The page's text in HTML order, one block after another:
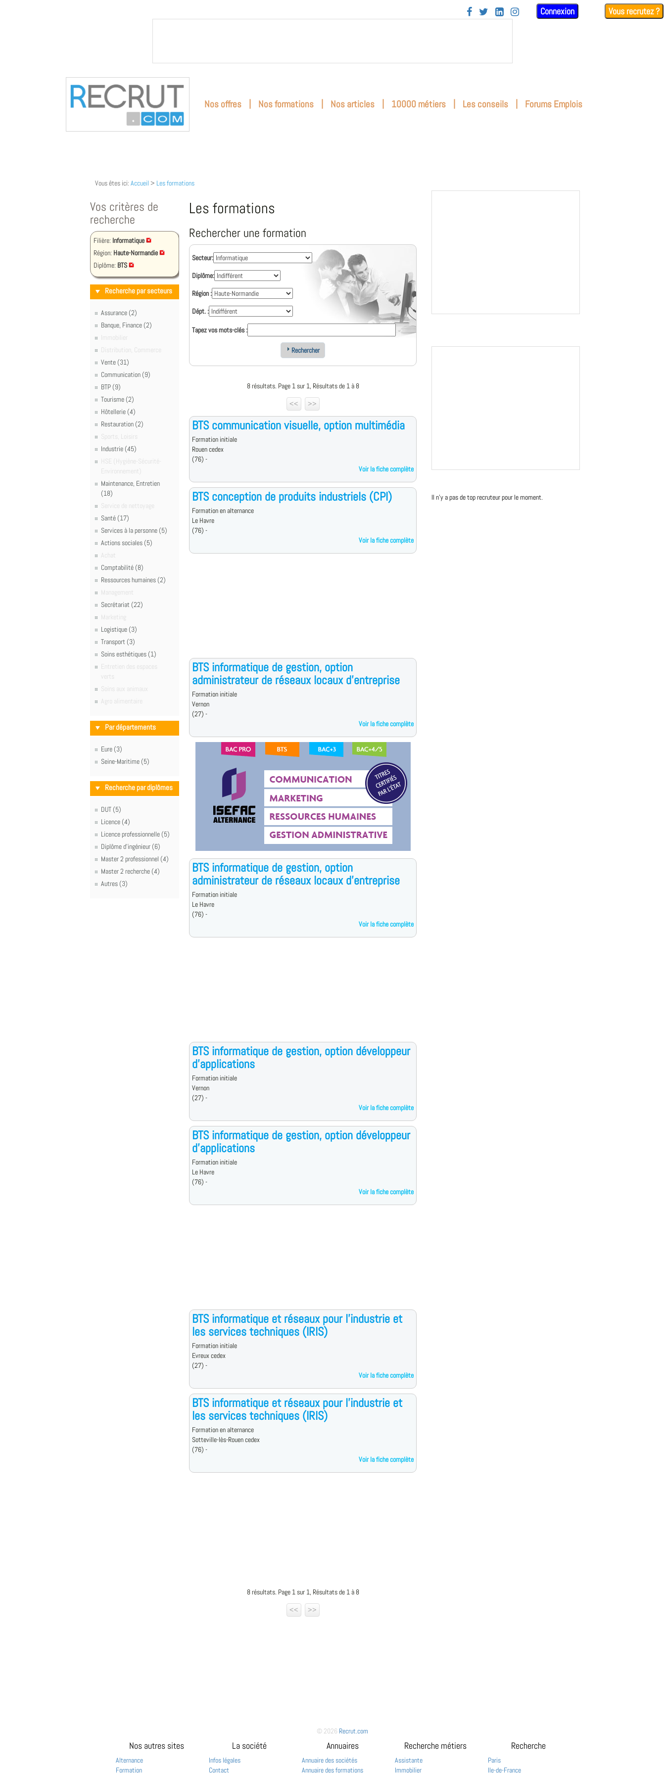
    Connexion Vous recrutez ?
Nos offres | Nos formations | Nos articles | 10000 métiers | Les conseils | Forums Emplois
Vous êtes ici: Accueil > Les formations
Vos critères de
recherche
Filière: Informatique
Région: Haute-Normandie
Diplôme: BTS
Recherche par secteurs
Assurance (2)
Banque, Finance (2)
Immobilier
Distribution, Commerce
Vente (31)
Communication (9)
BTP (9)
Tourisme (2)
Hôtellerie (4)
Restauration (2)
Sports, Loisirs
Industrie (45)
HSE (Hygiène-Sécurité-
Environnement)
Maintenance, Entretien
(18)
Service de nettoyage
Santé (17)
Services à la personne (5)
Actions sociales (5)
Achat
Comptabilité (8)
Ressources humaines (2)
Management
Secrétariat (22)
Marketing
Logistique (3)
Transport (3)
Soins esthétiques (1)
Entretien des espaces
verts
Soins aux animaux
Agro alimentaire
Par départements
Eure (3)
Seine-Maritime (5)
Recherche par diplômes
DUT (5)
Licence (4)
Licence professionnelle (5)
Diplôme d'ingénieur (6)
Master 2 professionnel (4)
Master 2 recherche (4)
Autres (3)
Les formations
Rechercher une formation
Secteur:
Diplôme:
Région :
Dépt. :
Tapez vos mots-clés :
Rechercher
8 résultats. Page 1 sur 1, Résultats de 1 à 8
<<
>>
BTS communication visuelle, option multimédia
Formation initiale
Rouen cedex
(76) -
Voir la fiche complète
BTS conception de produits industriels (CPI)
Formation en alternance
Le Havre
(76) -
Voir la fiche complète
BTS informatique de gestion, option
administrateur de réseaux locaux d'entreprise
Formation initiale
Vernon
(27) -
Voir la fiche complète
BTS informatique de gestion, option
administrateur de réseaux locaux d'entreprise
Formation initiale
Le Havre
(76) -
Voir la fiche complète
BTS informatique de gestion, option développeur
d'applications
Formation initiale
Vernon
(27) -
Voir la fiche complète
BTS informatique de gestion, option développeur
d'applications
Formation initiale
Le Havre
(76) -
Voir la fiche complète
BTS informatique et réseaux pour l'industrie et
les services techniques (IRIS)
Formation initiale
Evreux cedex
(27) -
Voir la fiche complète
BTS informatique et réseaux pour l'industrie et
les services techniques (IRIS)
Formation en alternance
Sotteville-lès-Rouen cedex
(76) -
Voir la fiche complète
8 résultats. Page 1 sur 1, Résultats de 1 à 8
<<
>>
Il n'y a pas de top recruteur pour le moment.
© 2026 Recrut.com
Nos autres sites
Alternance
Formation
La société
Infos légales
Contact
Annuaires
Annuaire des sociétés
Annuaire des formations
Recherche métiers
Assistante
Immobilier
Recherche
Paris
Ile-de-France